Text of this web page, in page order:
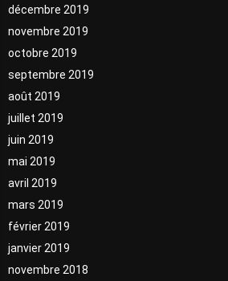
décembre 2019
novembre 2019
octobre 2019
septembre 2019
août 2019
juillet 2019
juin 2019
mai 2019
avril 2019
mars 2019
février 2019
janvier 2019
novembre 2018